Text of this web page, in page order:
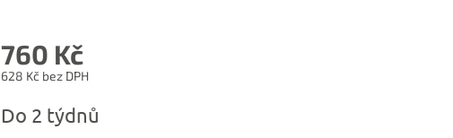
760 Kč
628 Kč bez DPH
cena:
Do 2 týdnů